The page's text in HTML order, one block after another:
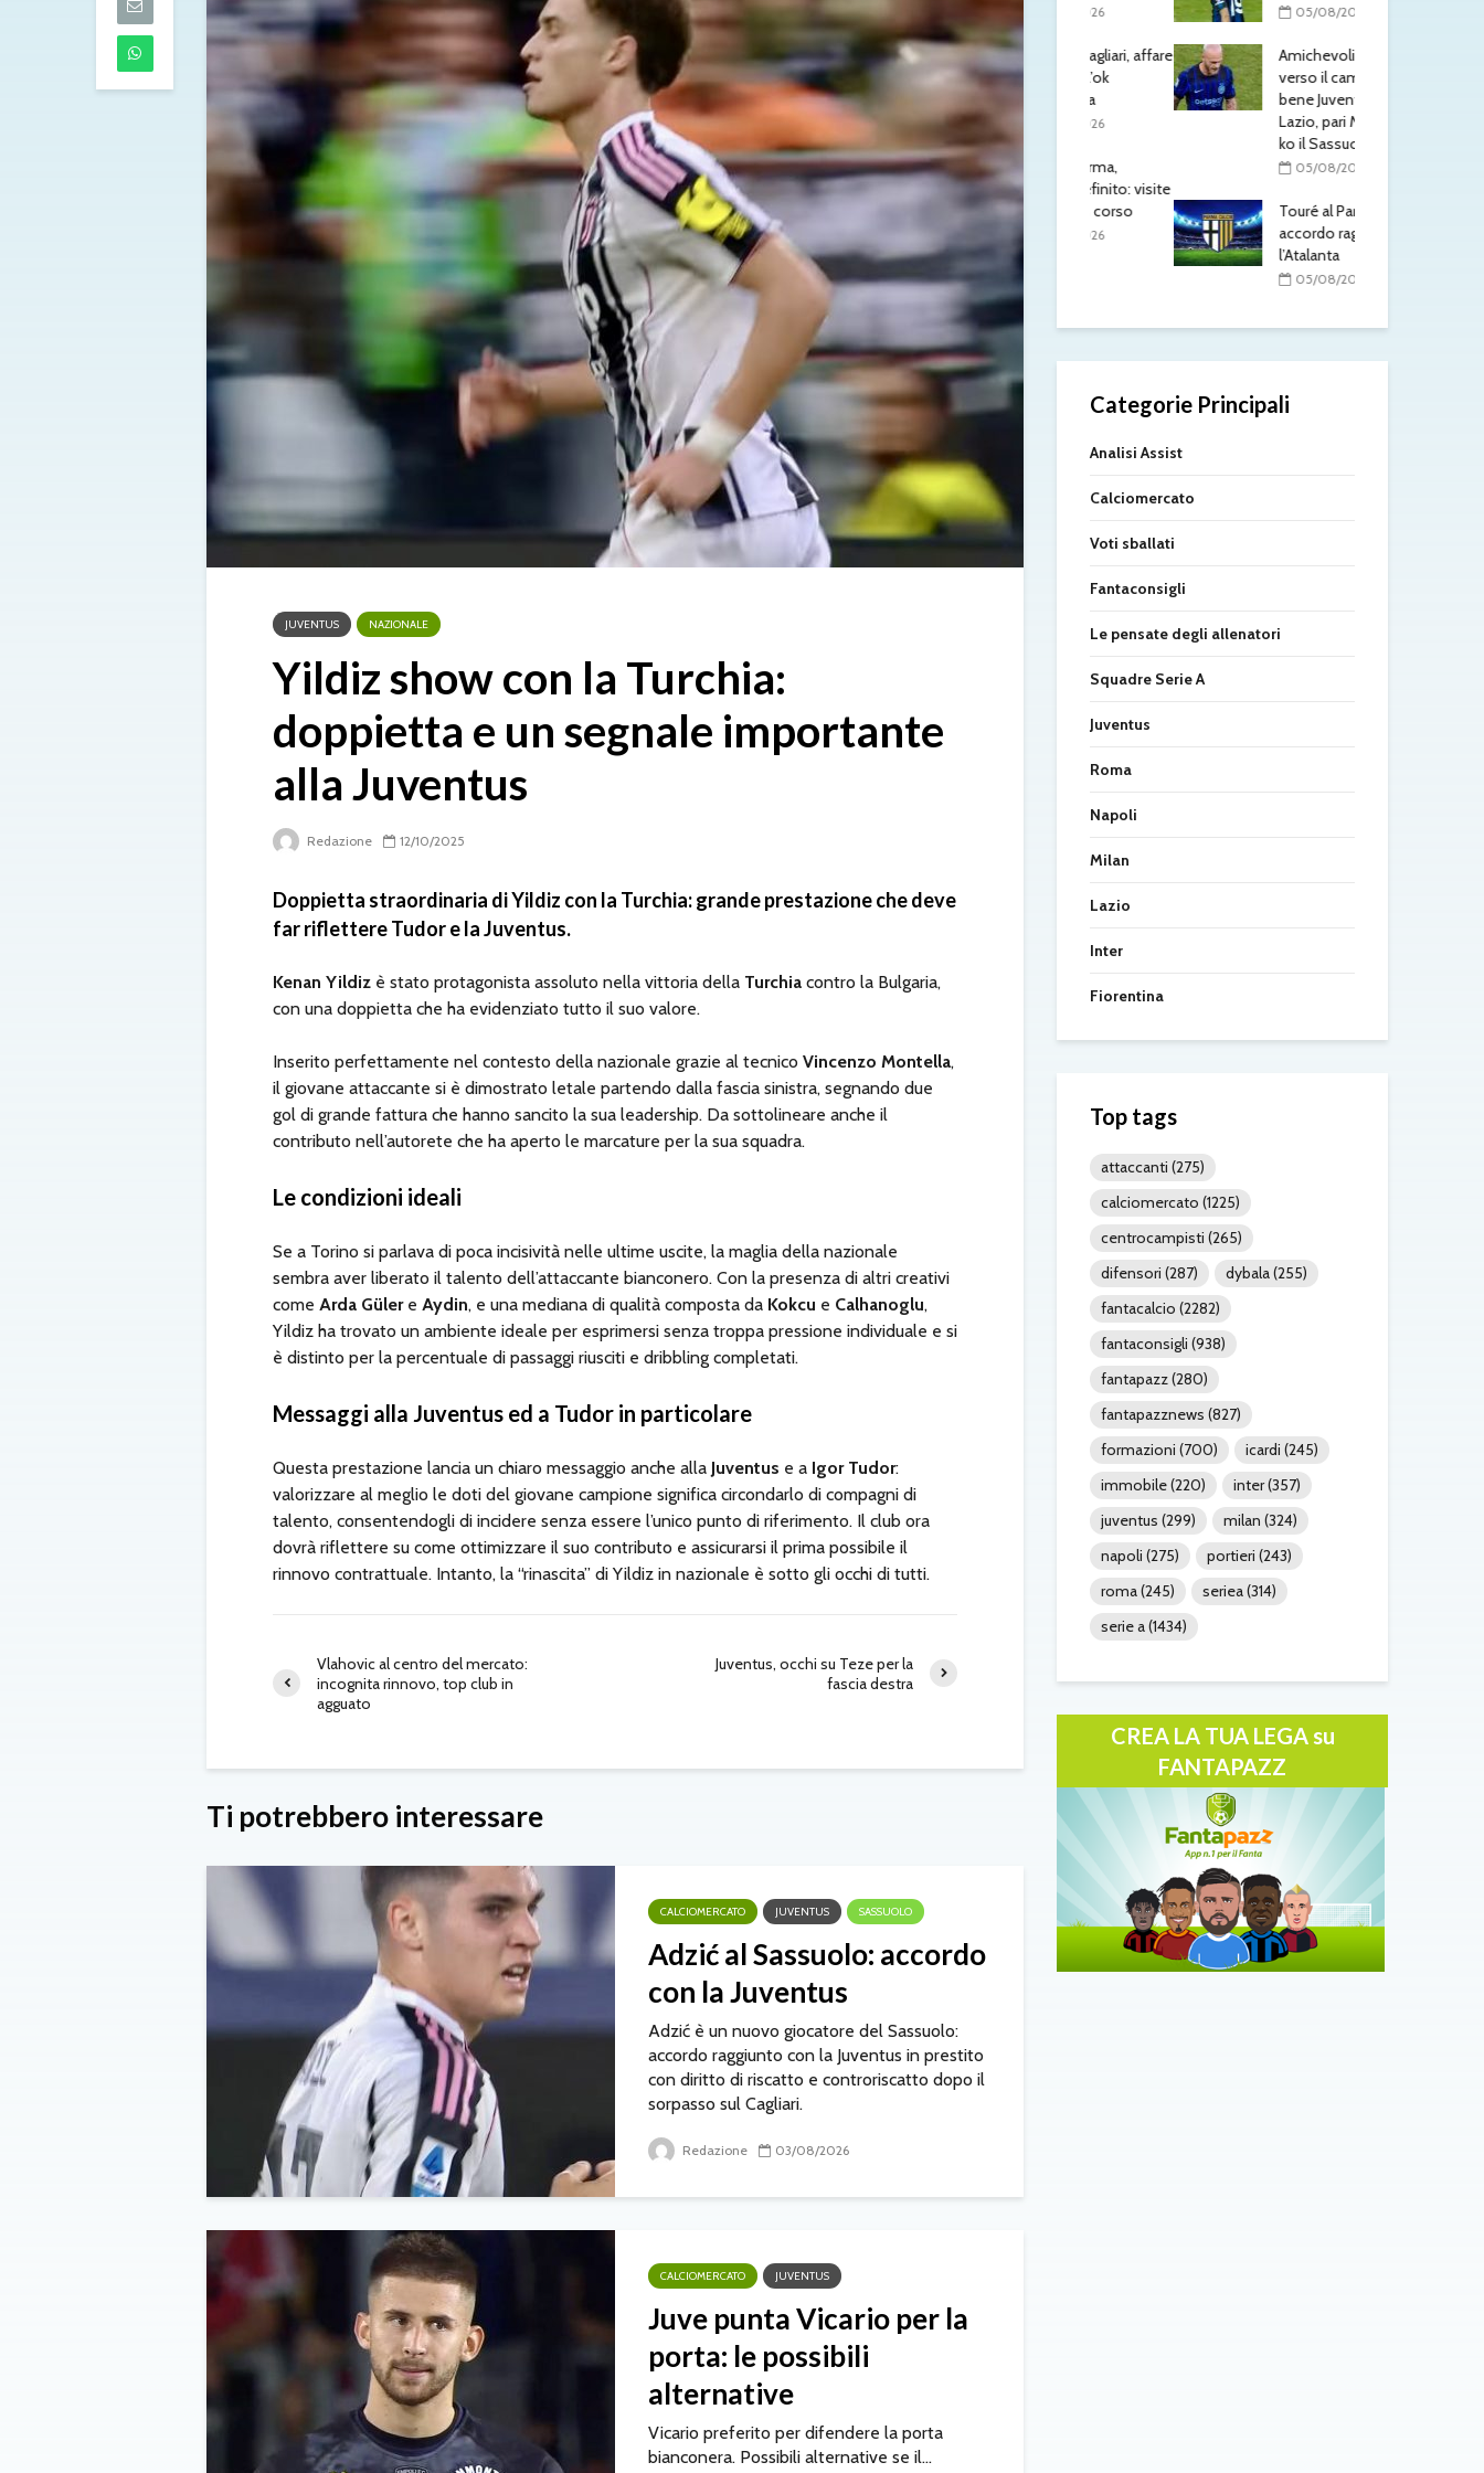
JUVENTUS NAZIONALE
Yildiz show con la Turchia:
doppietta e un segnale importante
alla Juventus
Redazione 12/10/2025
Doppietta straordinaria di Yildiz con la Turchia: grande prestazione che deve
far riflettere Tudor e la Juventus.
Kenan Yildiz è stato protagonista assoluto nella vittoria della Turchia contro la Bulgaria,
con una doppietta che ha evidenziato tutto il suo valore.
Inserito perfettamente nel contesto della nazionale grazie al tecnico Vincenzo Montella,
il giovane attaccante si è dimostrato letale partendo dalla fascia sinistra, segnando due
gol di grande fattura che hanno sancito la sua leadership. Da sottolineare anche il
contributo nell’autorete che ha aperto le marcature per la sua squadra.
Le condizioni ideali
Se a Torino si parlava di poca incisività nelle ultime uscite, la maglia della nazionale
sembra aver liberato il talento dell’attaccante bianconero. Con la presenza di altri creativi
come Arda Gülere Aydin, e una mediana di qualità composta da Kokcu e Calhanoglu,
Yildiz ha trovato un ambiente ideale per esprimersi senza troppa pressione individuale e si
è distinto per la percentuale di passaggi riusciti e dribbling completati.
Messaggi alla Juventus ed a Tudor in particolare
Questa prestazione lancia un chiaro messaggio anche alla Juventus e a Igor Tudor:
valorizzare al meglio le doti del giovane campione significa circondarlo di compagni di
talento, consentendogli di incidere senza essere l’unico punto di riferimento. Il club ora
dovrà riflettere su come ottimizzare il suo contributo e assicurarsi il prima possibile il
rinnovo contrattuale. Intanto, la “rinascita” di Yildiz in nazionale è sotto gli occhi di tutti.
Vlahovic al centro del mercato:
incognita rinnovo, top club in
agguato
Juventus, occhi su Teze per la
fascia destra
Ti potrebbero interessare
CALCIOMERCATO JUVENTUS SASSUOLO
Adzić al Sassuolo: accordo
con la Juventus
Adzić è un nuovo giocatore del Sassuolo:
accordo raggiunto con la Juventus in prestito
con diritto di riscatto e controriscatto dopo il
sorpasso sul Cagliari.
Redazione 03/08/2026
CALCIOMERCATO JUVENTUS
Juve punta Vicario per la
porta: le possibili
alternative
Vicario preferito per difendere la porta
bianconera. Possibili alternative se il...
05/08/2026
Amichevoli, segnali
verso il campionato:
bene Juventus, Napoli e
Lazio, pari Milan-Inter,
05/08/2026
Touré al Parma:
accordo raggiunto con
05/08/2026
05/08/2026
Napoli: Lukaku non si
presenta e Gutierrez è
Leverkusen
05/08/2026
Mastantuono alla
Fiorentina, affare fatto:
il Real Madrid dà il via
libera
05/08/2026
Maldini al Cagliari, affare
chiuso: c’è l’ok
06/08/2026
Touré al Parma,
accordo definito: visite
mediche in corso
06/08/2026
05/08/2026
Amichevoli, segnali
verso il campionato:
bene Juventus, Napoli e
Lazio, pari Milan-Inter,
ko il Sassuolo
05/08/2026
Touré al Parma:
accordo raggiunto con
l’Atalanta
05/08/2026
Categorie Principali
Analisi Assist
Calciomercato
Voti sballati
Fantaconsigli
Le pensate degli allenatori
Squadre Serie A
Juventus
Roma
Napoli
Milan
Lazio
Inter
Fiorentina
Top tags
attaccanti (275)
calciomercato (1225)
centrocampisti (265)
difensori (287) dybala(255)
fantacalcio (2282)
fantaconsigli (938)
fantapazz(280)
fantapazznews (827)
formazioni (700) icardi (245)
immobile(220) inter(357)
juventus (299) milan (324)
napoli (275) portieri (243)
roma(245) seriea(314)
serie a(1434)
CREA LA TUA LEGA su
FANTAPAZZ